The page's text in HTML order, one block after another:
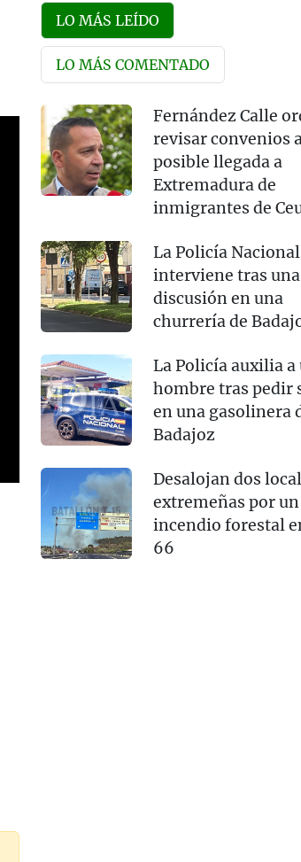
LO MÁS LEÍDO
LO MÁS COMENTADO
Fernández Calle
revisar convenios
posible llegada a
Extremadura de
inmigrantes de
La Policía Nacional
interviene tras una
discusión en una
churrería de
La Policía auxilia a
hombre tras pedir
en una gasolinera
Badajoz
Desalojan dos
extremeñas por un
incendio forestal
66